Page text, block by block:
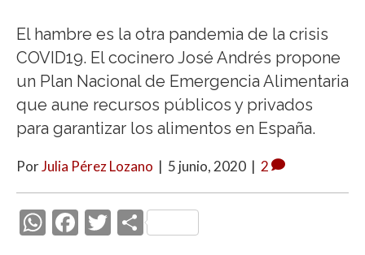
El hambre es la otra pandemia de la crisis
COVID19. El cocinero José Andrés propone
un Plan Nacional de Emergencia Alimentaria
que aune recursos públicos y privados
para garantizar los alimentos en España.
PorJulia Pérez Lozano | 5 junio, 2020 | 2
W F
T C